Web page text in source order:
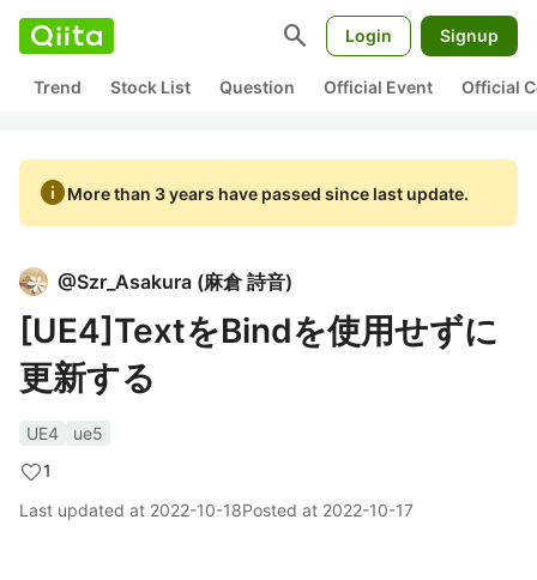
search Login Signup
Trend Stock List Question Official Event Official
infoMore than 3 years have passed since last update.
@Szr_Asakura (麻倉 詩音)
[UE4]TextをBindを使用せずに
更新する
UE4
ue5
1
Last updated at 2022-10-18Posted at 2022-10-17